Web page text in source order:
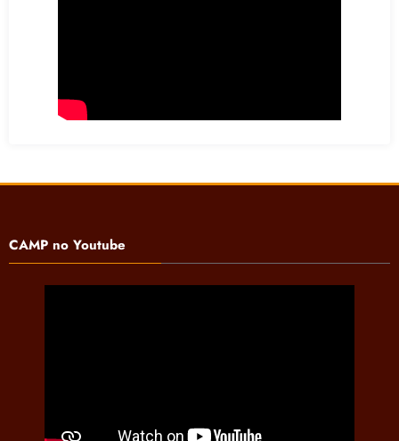
CAMP no Youtube